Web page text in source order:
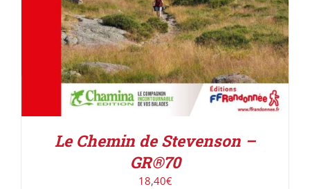
Le Chemin de Stevenson –
GR®70
18,40€